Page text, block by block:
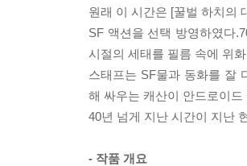
원래 이 시간은 [꿀벌 하치의
SF 액션을 선택 방영하였다
시절의 세태를 필름 속에 위
스태프는 SF물과 동화를 잘
해 싸우는 캐산이 안드로이
40년 넘게 지난 시간이 지난
- 작품 개요